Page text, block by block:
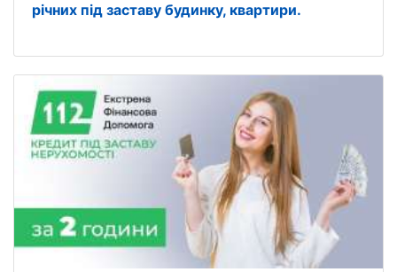
річних під заставу будинку, квартири.